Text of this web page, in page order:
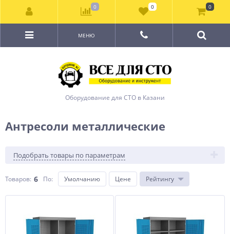
Оборудование для СТО в Казани
МЕНЮ
Антресоли металлические
Подобрать товары по параметрам
Товаров: 6 По: Умолчанию Цене Рейтингу
0 0 0